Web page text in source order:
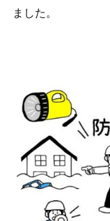
ました。